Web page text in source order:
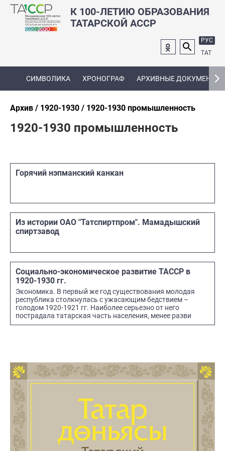
К 100-ЛЕТИЮ ОБРАЗОВАНИЯ
ТАТАРСКОЙ АССР
РУС
ТАТ
СИМВОЛИКА ХРОНОГРАФ АРХИВНЫЕ ДОКУМЕНТЫ
Архив 1920-1930 1920-1930 промышленность
1920-1930 промышленность
Горячий нэпманский канкан
Из истории ОАО "Татспиртпром". Мамадышский
спиртзавод
Социально-экономическое развитие ТАССР в
1920-1930 гг.
Экономика. В первый же год существования молодая
республика столкнулась с ужасающим бедствием –
голодом 1920-1921 гг. Наиболее серьезно от него
пострадала татарская часть населения, менее разви